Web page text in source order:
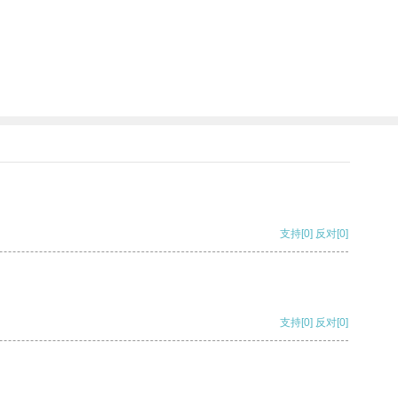
支持[0] 反对[0]
支持[0] 反对[0]